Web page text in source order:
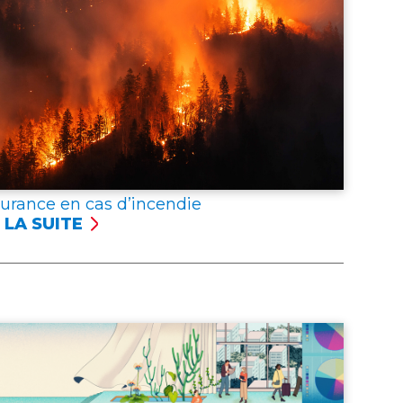
en cas d’incendie
LA SUITE